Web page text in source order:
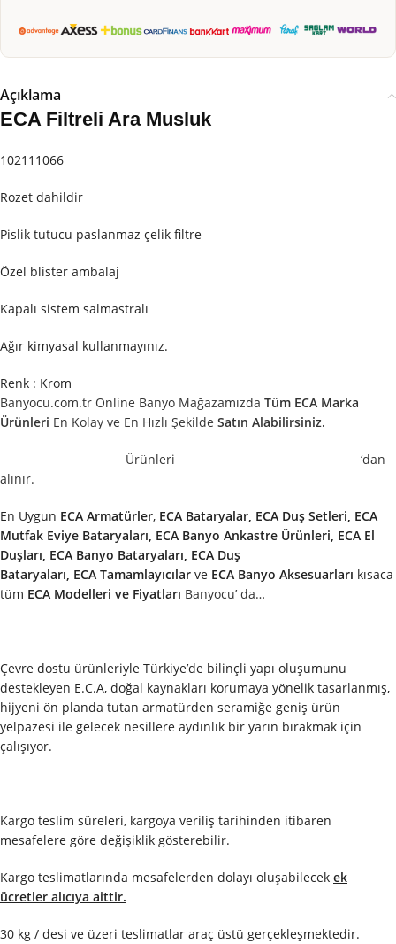
Açıklama
ECA Filtreli Ara Musluk
102111066
Rozet dahildir
Pislik tutucu paslanmaz çelik filtre
Özel blister ambalaj
Kapalı sistem salmastralı
Ağır kimyasal kullanmayınız.
Renk : Krom
Banyocu.com.tr Online Banyo Mağazamızda Tüm ECA Marka
Ürünleri En Kolay ve En Hızlı Şekilde Satın Alabilirsiniz.
Ürünleri
‘dan
alınır.
En Uygun ECA Armatürler, ECA Bataryalar, ECA Duş Setleri, ECA
Mutfak Eviye Bataryaları, ECA Banyo Ankastre Ürünleri, ECA El
Duşları, ECA Banyo Bataryaları, ECA Duş
Bataryaları, ECA Tamamlayıcılar ve ECA Banyo Aksesuarları kısaca
tüm ECA Modelleri ve Fiyatları Banyocu’ da…
Çevre dostu ürünleriyle Türkiye’de bilinçli yapı oluşumunu
destekleyen E.C.A, doğal kaynakları korumaya yönelik tasarlanmış,
hijyeni ön planda tutan armatürden seramiğe geniş ürün
yelpazesi ile gelecek nesillere aydınlık bir yarın bırakmak için
çalışıyor.
Kargo teslim süreleri, kargoya veriliş tarihinden itibaren
mesafelere göre değişiklik gösterebilir.
Kargo teslimatlarında mesafelerden dolayı oluşabilecek ek
ücretler alıcıya aittir.
30 kg / desi ve üzeri teslimatlar araç üstü gerçekleşmektedir.